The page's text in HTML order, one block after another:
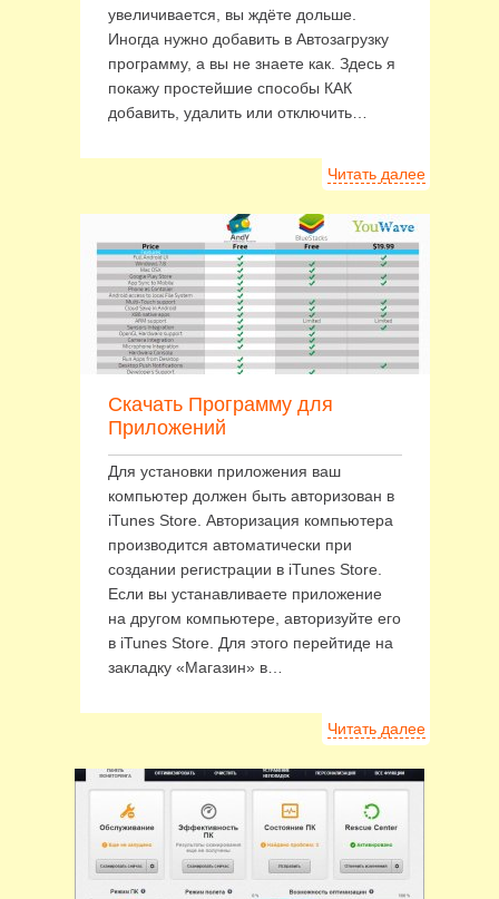
увеличивается, вы ждёте дольше.
Иногда нужно добавить в Автозагрузку
программу, а вы не знаете как. Здесь я
покажу простейшие способы КАК
добавить, удалить или отключить…
Читать далее
Скачать Программу для
Приложений
Для установки приложения ваш
компьютер должен быть авторизован в
iTunes Store. Авторизация компьютера
производится автоматически при
создании регистрации в iTunes Store.
Если вы устанавливаете приложение
на другом компьютере, авторизуйте его
в iTunes Store. Для этого перейтиде на
закладку «Магазин» в…
Читать далее